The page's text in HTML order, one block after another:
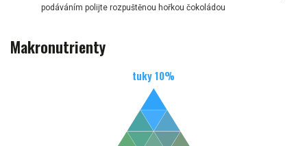
podáváním polijte rozpuštěnou hořkou čokoládou
Makronutrienty
tuky10%